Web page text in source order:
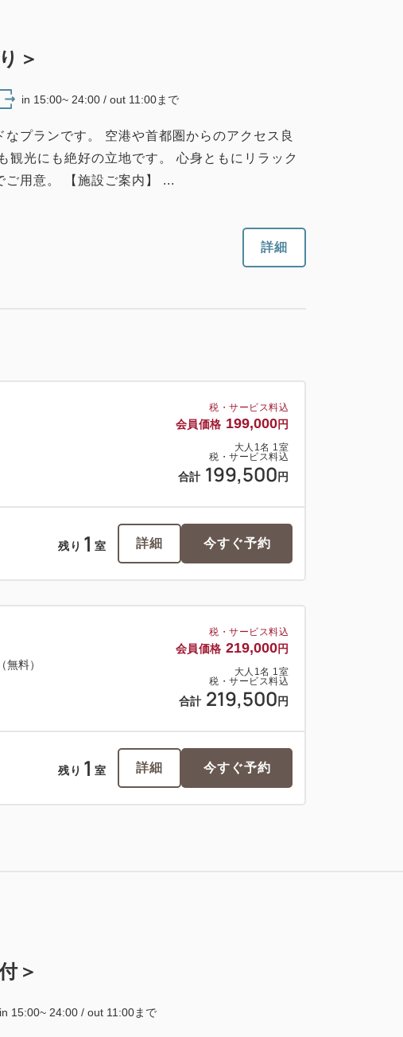
＞
in 15:00~ 24:00 / out 11:00まで
プランです。 空港や首都圏からのアクセス良
観光にも絶好の立地です。 心身ともにリラック
ご用意。 【施設ご案内】 ...
詳細
税・サービス料込
会員価格 199,000円
大人 1名 1室
税・サービス料込
合計 199,500 円
残り 1 室 詳細 今すぐ予約
税・サービス料込
会員価格 219,000円
大人 1名 1室
税・サービス料込
合計 219,500 円
無料）
残り 1 室 詳細 今すぐ予約
＞
in 15:00~ 24:00 / out 11:00まで